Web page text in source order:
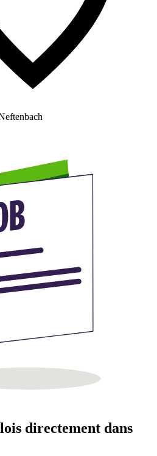
directement dans